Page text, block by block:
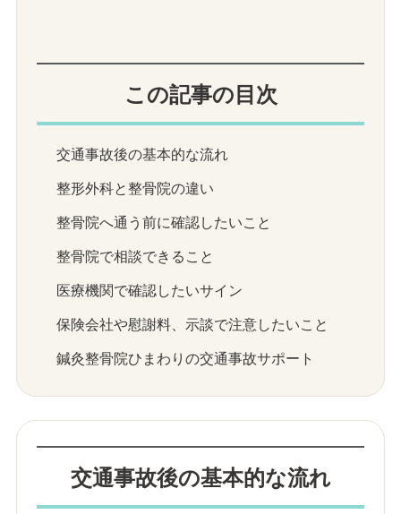
この記事の目次
交通事故後の基本的な流れ
整形外科と整骨院の違い
整骨院へ通う前に確認したいこと
整骨院で相談できること
医療機関で確認したいサイン
保険会社や慰謝料、示談で注意したいこと
鍼灸整骨院ひまわりの交通事故サポート
交通事故後の基本的な流れ